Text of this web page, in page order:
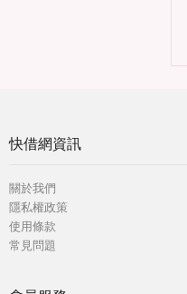
快借網資訊
關於我們
隱私權政策
使用條款
常見問題